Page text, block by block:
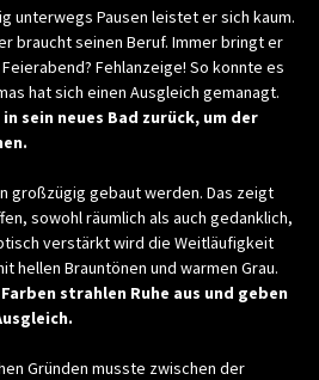
unterwegs Pausen leistet er sich kaum.
braucht seinen Beruf. Immer bringt er
Fehlanzeige! So konnte es
hat sich einen Ausgleich gemanagt.
sein neues Bad zurück, um der
großzügig gebaut werden. Das zeigt
sowohl räumlich als auch gedanklich,
verstärkt wird die Weitläufigkeit
hellen Brauntönen und warmen Grau.
Farben strahlen Ruhe aus und geben
Gründen musste zwischen der